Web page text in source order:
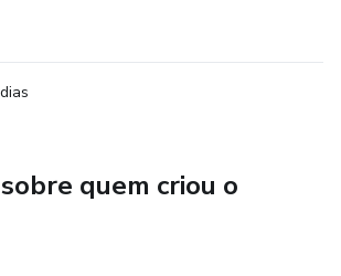
atuais (racismo, desigualdade,
(jogo autônomo)
quem criou o